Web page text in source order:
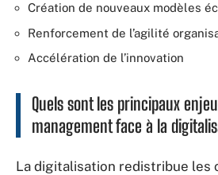
Création de nouveaux modèles
Renforcement de l’agilité
Accélération de l’innovation
Quels sont les principaux
management face à la
La digitalisation redistribue les